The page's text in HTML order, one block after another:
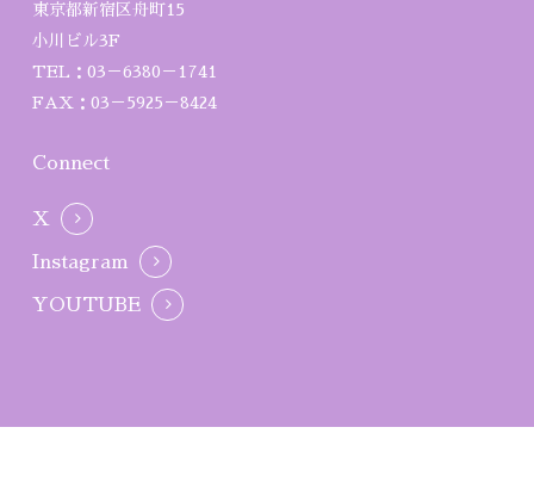
東京都新宿区舟町15
小川ビル3F
TEL：03－6380－1741
FAX：03－5925－8424
Connect
X
Instagram
YOUTUBE